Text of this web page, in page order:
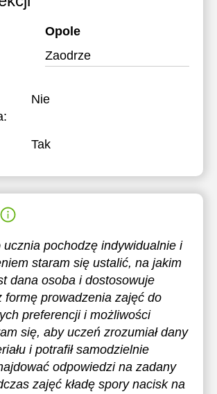
Opole
Zaodrze
Nie
Tak
ucznia pochodzę indywidualnie i
staram się ustalić, na jakim
dana osoba i dostosowuje
formę prowadzenia zajęć do
preferencji i możliwości
się, aby uczeń zrozumiał dany
i potrafił samodzielnie
odpowiedzi na zadany
zajęć kładę spory nacisk na